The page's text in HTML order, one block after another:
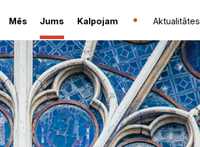
Mēs Jums Kalpojam Aktualitātes